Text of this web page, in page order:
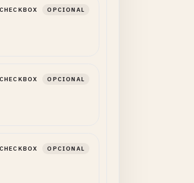
CHECKBOX OPCIONAL
CHECKBOX OPCIONAL
CHECKBOX OPCIONAL